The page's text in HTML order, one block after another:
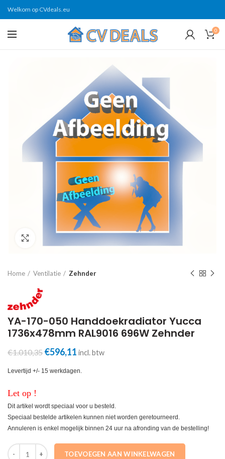
Welkom op CVdeals.eu
0
Home Ventilatie Zehnder
YA-170-050 Handdoekradiator Yucca
1736x478mm RAL9016 696W Zehnder
€1.010,35 Oorspronkelijke
was:
€596,11Huidige
is:
incl. btw
Levertijd +/- 15 werkdagen.
Let op !
Dit artikel wordt speciaal voor u besteld.
Speciaal bestelde artikelen kunnen niet worden geretourneerd.
Annuleren is enkel mogelijk binnen 24 uur na afronding van de bestelling!
YA-170-050 Handdoekradiator Yucca 1736x478mm RAL9016 696W
TOEVOEGEN AAN WINKELWAGEN